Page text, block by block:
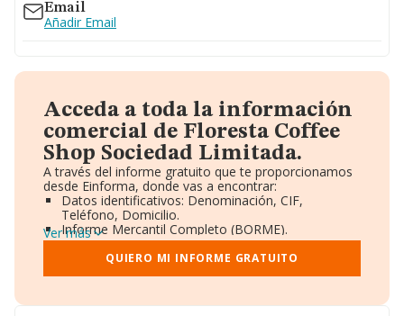
Email
Añadir Email
Acceda a toda la información
comercial de Floresta Coffee
Shop Sociedad Limitada.
A través del informe gratuito que te proporcionamos
desde Einforma, donde vas a encontrar:
Datos identificativos: Denominación, CIF,
Teléfono, Domicilio.
Informe Mercantil Completo (BORME).
Gráficos de Evolución Ventas y Empleados.
Consejo de Administración y Administradores.
Directivos y Ejecutivos.
Ver más
QUIERO MI INFORME GRATUITO